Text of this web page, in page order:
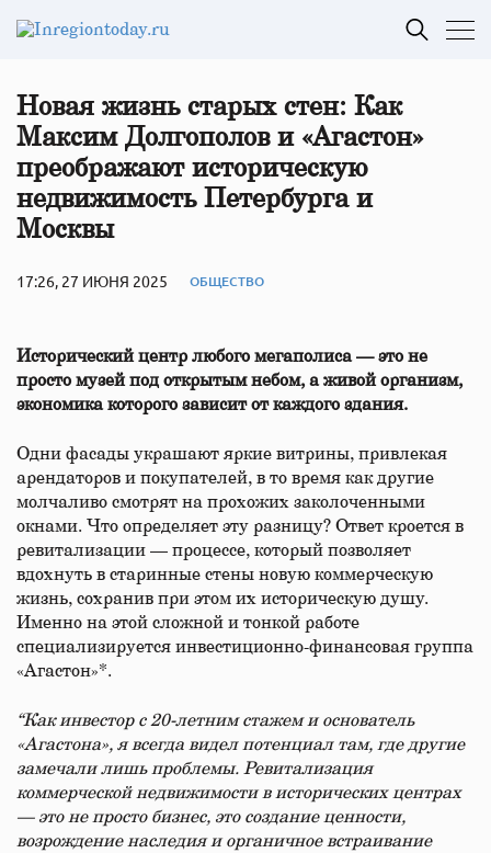
Новая жизнь старых стен: Как
Максим Долгополов и «Агастон»
преображают историческую
недвижимость Петербурга и
Москвы
17:26, 27 ИЮНЯ 2025 ОБЩЕСТВО
Исторический центр любого мегаполиса — это не
просто музей под открытым небом, а живой организм,
экономика которого зависит от каждого здания.
Одни фасады украшают яркие витрины, привлекая
арендаторов и покупателей, в то время как другие
молчаливо смотрят на прохожих заколоченными
окнами. Что определяет эту разницу? Ответ кроется в
ревитализации — процессе, который позволяет
вдохнуть в старинные стены новую коммерческую
жизнь, сохранив при этом их историческую душу.
Именно на этой сложной и тонкой работе
специализируется инвестиционно-финансовая группа
«Агастон»*.
“Как инвестор с 20-летним стажем и основатель
«Агастона», я всегда видел потенциал там, где другие
замечали лишь проблемы. Ревитализация
коммерческой недвижимости в исторических центрах
— это не просто бизнес, это создание ценности,
возрождение наследия и органичное встраивание